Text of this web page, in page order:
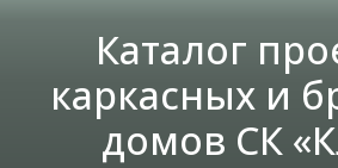
Каталог
каркасных и
домов СК